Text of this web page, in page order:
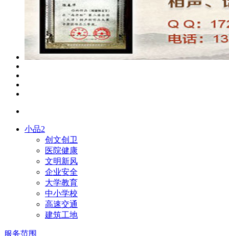
小品2
创文创卫
医院健康
文明新风
企业安全
大学教育
中小学校
高速交通
建筑工地
服务范围